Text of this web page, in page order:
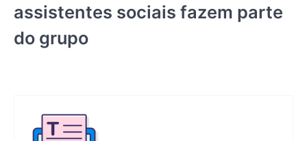
assistentes sociais fazem parte
do grupo